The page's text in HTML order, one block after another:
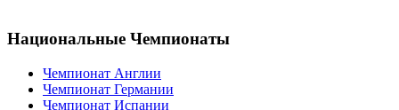
Национальные Чемпионаты
Чемпионат Англии
Чемпионат Германии
Чемпионат Испании